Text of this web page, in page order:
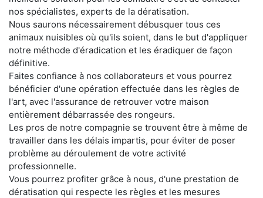
nos spécialistes, experts de la dératisation.
Nous saurons nécessairement débusquer tous ces
animaux nuisibles où qu'ils soient, dans le but d'appliquer
notre méthode d'éradication et les éradiquer de façon
définitive.
Faites confiance à nos collaborateurs et vous pourrez
bénéficier d'une opération effectuée dans les règles de
l'art, avec l'assurance de retrouver votre maison
entièrement débarrassée des rongeurs.
Les pros de notre compagnie se trouvent être à même de
travailler dans les délais impartis, pour éviter de poser
problème au déroulement de votre activité
professionnelle.
Vous pourrez profiter grâce à nous, d'une prestation de
dératisation qui respecte les règles et les mesures